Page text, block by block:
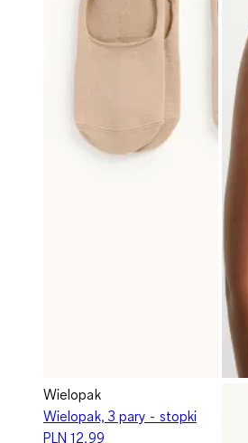
Wielopak
Wielopak, 3 pary - stopki
PLN 12,99